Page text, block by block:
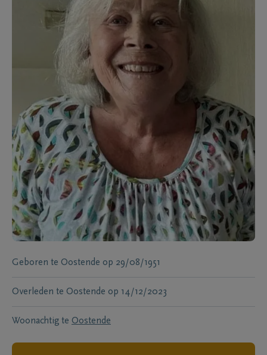
Geboren te Oostende op 29/08/1951
Overleden te Oostende op 14/12/2023
Woonachtig te Oostende